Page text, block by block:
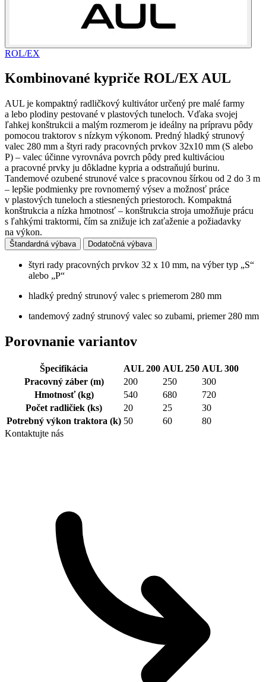
ROL/EX
Kombinované kypriče ROL/EX AUL
AUL je kompaktný radličkový kultivátor určený pre malé farmy
a lebo plodiny pestované v plastových tuneloch. Vďaka svojej
ľahkej konštrukcii a malým rozmerom je ideálny na prípravu pôdy
pomocou traktorov s nízkym výkonom. Predný hladký strunový
valec 280 mm a štyri rady pracovných prvkov 32x10 mm (S alebo
P) – valec účinne vyrovnáva povrch pôdy pred kultiváciou
a pracovné prvky ju dôkladne kypria a odstraňujú burinu.
Tandemové ozubené strunové valce s pracovnou šírkou od 2 do 3 m
– lepšie podmienky pre rovnomerný výsev a možnosť práce
v plastových tuneloch a stiesnených priestoroch. Kompaktná
konštrukcia a nízka hmotnosť – konštrukcia stroja umožňuje prácu
s ľahkými traktormi, čím sa znižuje ich zaťaženie a požiadavky
na výkon.
Štandardná výbava Dodatočná výbava
štyri rady pracovných prvkov 32 x 10 mm, na výber typ „S“
alebo „P“
hladký predný strunový valec s priemerom 280 mm
tandemový zadný strunový valec so zubami, priemer 280 mm
Porovnanie variantov
Špecifikácia AUL 200 AUL 250 AUL 300
Pracovný záber (m) 200 250
300
Hmotnosť(kg) 540 680
720
Počet radličiek (ks) 20 25
30
Potrebný výkon traktora (k) 50 60
80
Kontaktujte nás